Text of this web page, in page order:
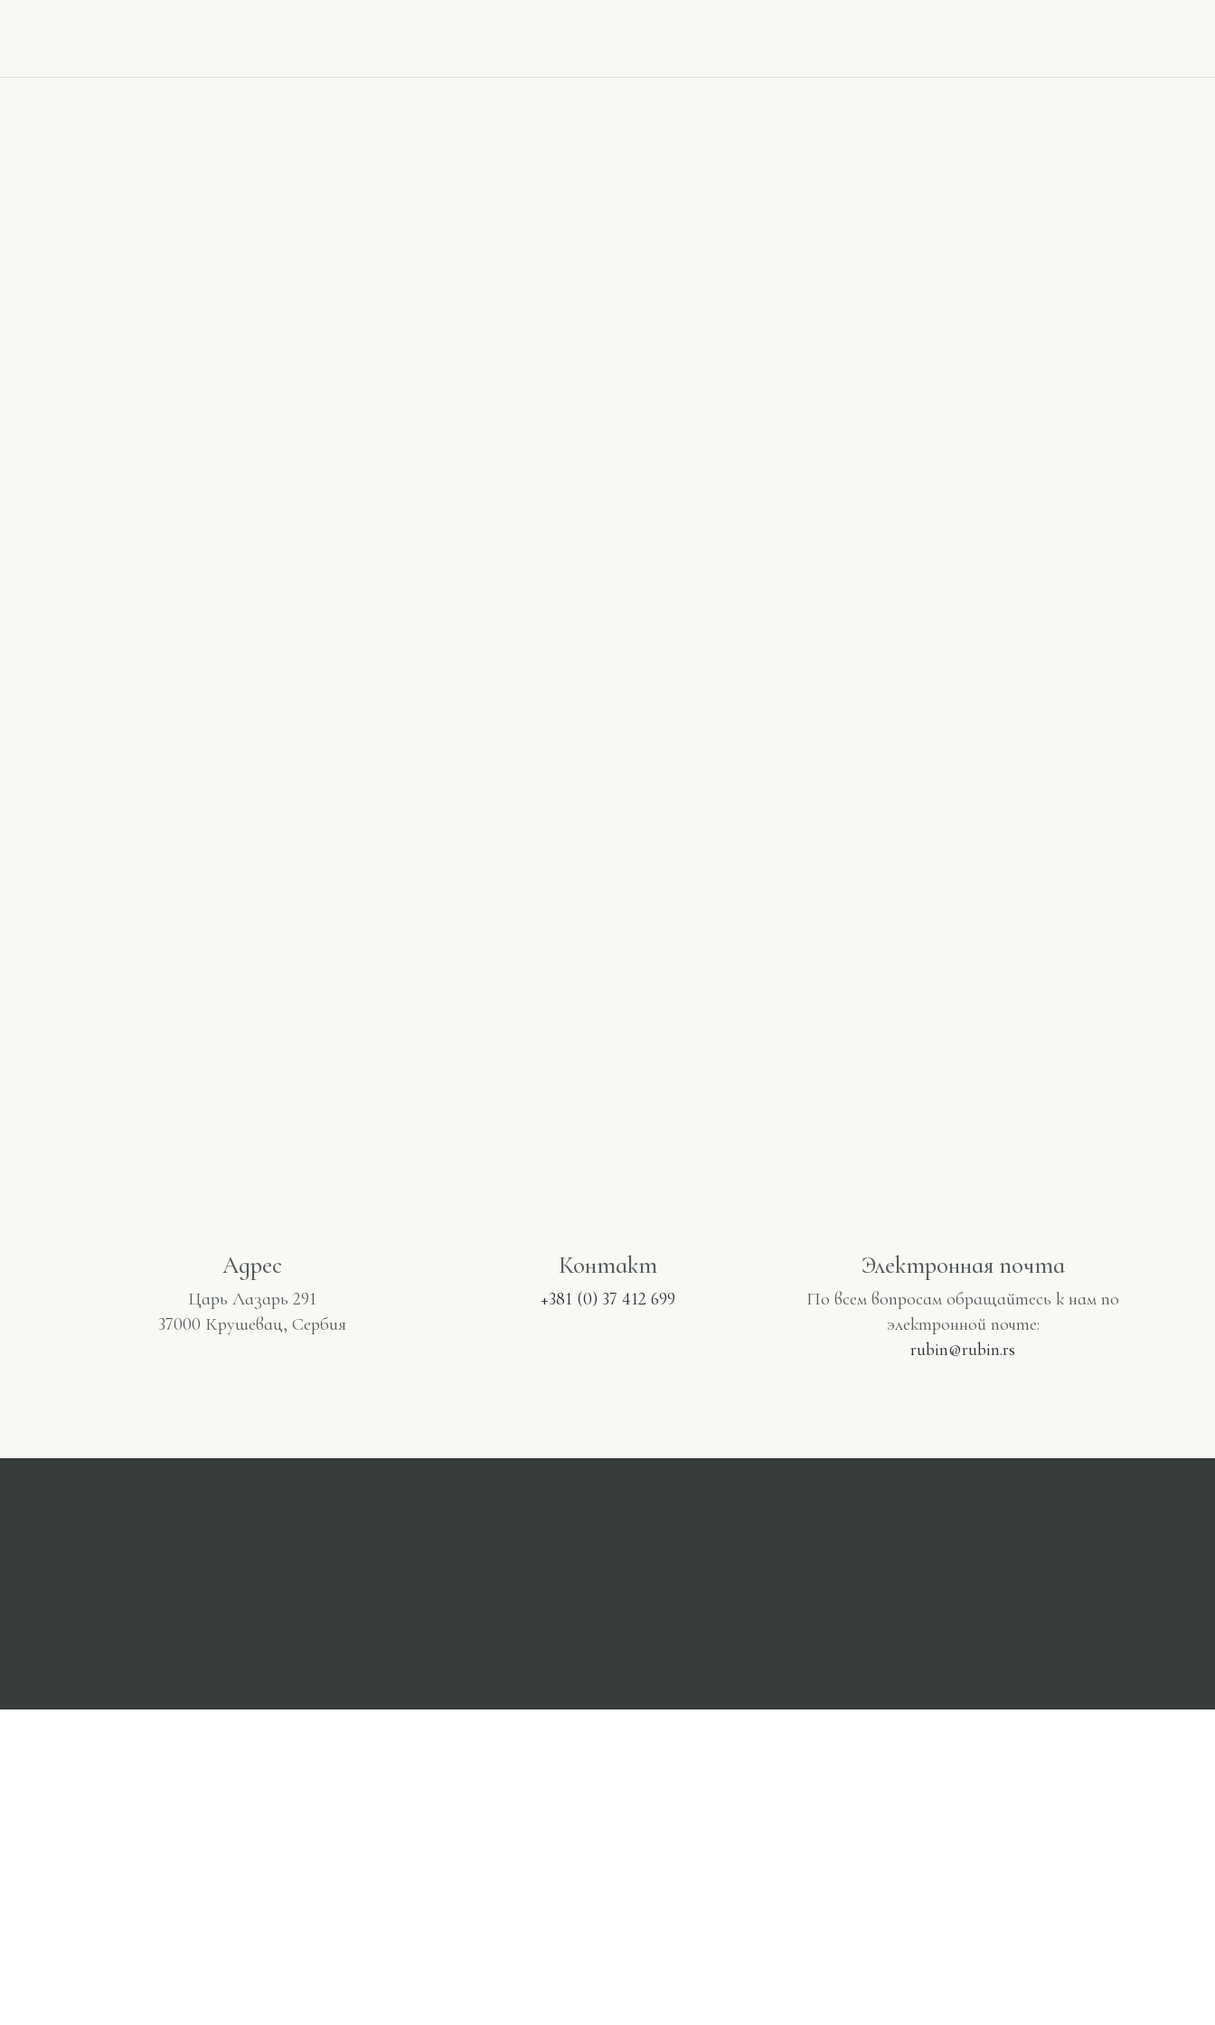
Адрес
Царь Лазарь 291
37000 Крушевац, Сербия
Контакт
+381 (0) 37 412 699
Электронная почта
По всем вопросам обращайтесь к нам по
электронной почте:
rubin@rubin.rs